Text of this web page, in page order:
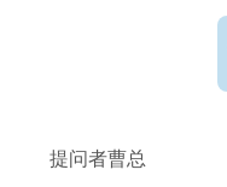
提问者曹总